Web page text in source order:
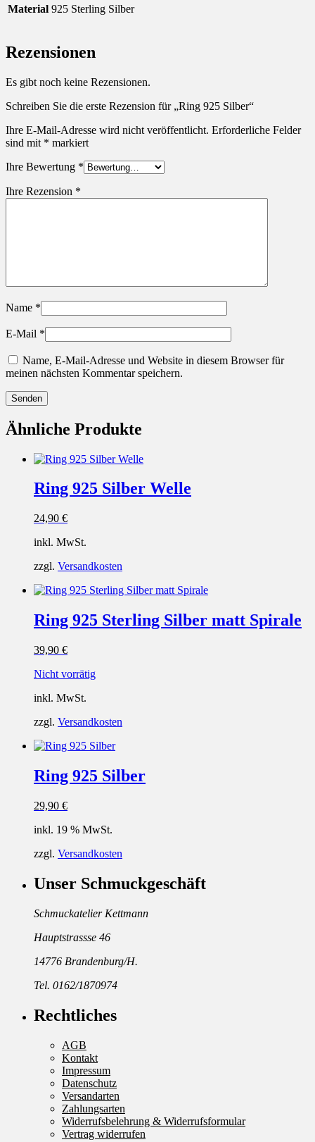
Material 925 Sterling Silber
Rezensionen
Es gibt noch keine Rezensionen.
Schreiben Sie die erste Rezension für „Ring 925 Silber“
Ihre E-Mail-Adresse wird nicht veröffentlicht. Erforderliche Felder
sind mit * markiert
Ihre Bewertung *
Ihre Rezension *
Name *
E-Mail *
Name, E-Mail-Adresse und Website in diesem Browser für
meinen nächsten Kommentar speichern.
Ähnliche Produkte
Ring 925 Silber Welle
24,90 €
inkl. MwSt.
zzgl. Versandkosten
Ring 925 Sterling Silber matt Spirale
39,90 €
Nicht vorrätig
inkl. MwSt.
zzgl. Versandkosten
Ring 925 Silber
29,90 €
inkl. 19 % MwSt.
zzgl. Versandkosten
Unser Schmuckgeschäft
Schmuckatelier Kettmann
Hauptstrassse 46
14776 Brandenburg/H.
Tel. 0162/1870974
Rechtliches
AGB
Kontakt
Impressum
Datenschutz
Versandarten
Zahlungsarten
Widerrufsbelehrung & Widerrufsformular
Vertrag widerrufen